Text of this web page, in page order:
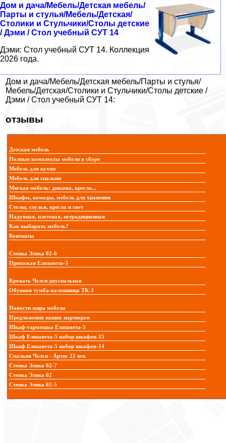
Дом и дача/Мебель/Детская мебель/
Парты и стулья/Мебель/Детская/
Столики и Стульчики/Столы детские
/ Дэми / Стол учебный СУТ 14
Дэми: Стол учебный СУТ 14. Коллекция
2026 года.
Дом и дача/Мебель/Детская мебель/Парты и стулья/
Мебель/Детская/Столики и Стульчики/Столы детские /
Дэми / Стол учебный СУТ 14:
отзывы
Детская мебель
Полные комплекты мебели в сборе
Мебель для кухни
Мебель для спальни
Мягкая мебель: диваны, кресла...
Шкафы, комоды, мебель для хранения
Столы, стулья, кресла и свет
Надувная, плетеная, нетрадиционная
Как выбирать мебель?
Контакты
Стенка Элика 02-6
Прихожая Елизавета-3
Кровать Челси двуспальная
Обувная тумба-калошница ТК-3
Новости мира мебели
Предложения наших партнеров
Шкаф-гармошка Елизавета-5
Шкаф Елизавета-5 набор шкафов-15
Шкаф Елизавета-5 набор шкафов-14
Спальня Челси - Артис 21 век
Стенка Элика 02-7
Стенка Элика 02
Стенка Элика 02-5